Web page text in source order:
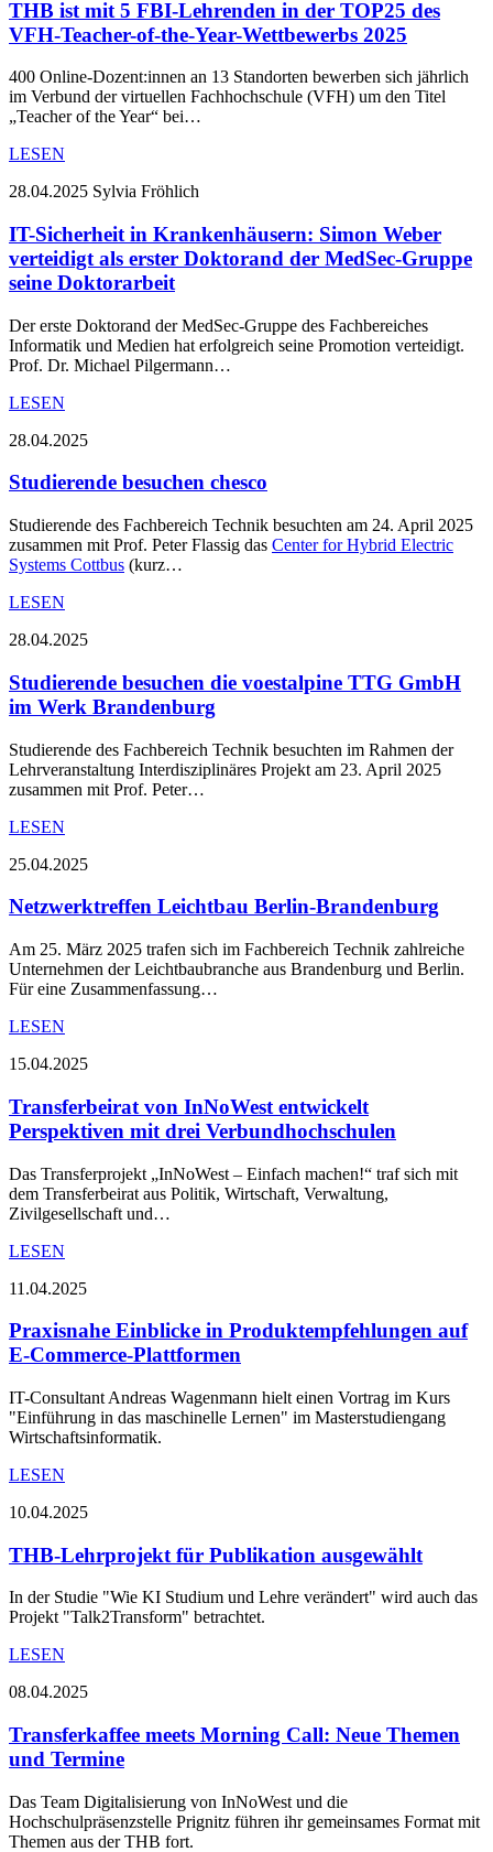
THB ist mit 5 FBI-Lehrenden in der TOP25 des
VFH-Teacher-of-the-Year-Wettbewerbs 2025
400 Online-Dozent:innen an 13 Standorten bewerben sich jährlich
im Verbund der virtuellen Fachhochschule (VFH) um den Titel
„Teacher of the Year“ bei…
LESEN
28.04.2025 Sylvia Fröhlich
IT-Sicherheit in Krankenhäusern: Simon Weber
verteidigt als erster Doktorand der MedSec-Gruppe
seine Doktorarbeit
Der erste Doktorand der MedSec-Gruppe des Fachbereiches
Informatik und Medien hat erfolgreich seine Promotion verteidigt.
Prof. Dr. Michael Pilgermann…
LESEN
28.04.2025
Studierende besuchen chesco
Studierende des Fachbereich Technik besuchten am 24. April 2025
zusammen mit Prof. Peter Flassig das Center for Hybrid Electric
Systems Cottbus (kurz…
LESEN
28.04.2025
Studierende besuchen die voestalpine TTG GmbH
im Werk Brandenburg
Studierende des Fachbereich Technik besuchten im Rahmen der
Lehrveranstaltung Interdisziplinäres Projekt am 23. April 2025
zusammen mit Prof. Peter…
LESEN
25.04.2025
Netzwerktreffen Leichtbau Berlin-Brandenburg
Am 25. März 2025 trafen sich im Fachbereich Technik zahlreiche
Unternehmen der Leichtbaubranche aus Brandenburg und Berlin.
Für eine Zusammenfassung…
LESEN
15.04.2025
Transferbeirat von InNoWest entwickelt
Perspektiven mit drei Verbundhochschulen
Das Transferprojekt „InNoWest – Einfach machen!“ traf sich mit
dem Transferbeirat aus Politik, Wirtschaft, Verwaltung,
Zivilgesellschaft und…
LESEN
11.04.2025
Praxisnahe Einblicke in Produktempfehlungen auf
E-Commerce-Plattformen
IT-Consultant Andreas Wagenmann hielt einen Vortrag im Kurs
"Einführung in das maschinelle Lernen" im Masterstudiengang
Wirtschaftsinformatik.
LESEN
10.04.2025
THB-Lehrprojekt für Publikation ausgewählt
In der Studie "Wie KI Studium und Lehre verändert" wird auch das
Projekt "Talk2Transform" betrachtet.
LESEN
08.04.2025
Transferkaffee meets Morning Call: Neue Themen
und Termine
Das Team Digitalisierung von InNoWest und die
Hochschulpräsenzstelle Prignitz führen ihr gemeinsames Format mit
Themen aus der THB fort.